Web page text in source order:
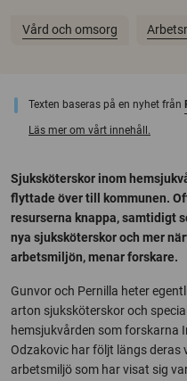
Vård och omsorg
Texten baseras på en nyhet från
Läs mer om vårt innehåll.
Sjuksköterskor inom
flyttade över till kommunen.
resurserna knappa, samtidigt
nya sjuksköterskor och mer
arbetsmiljön, menar forskare.
Gunvor och Pernilla heter
arton sjuksköterskor och
hemsjukvården som forskarna
Odzakovic har följt längs
arbetsmiljö som har visat sig